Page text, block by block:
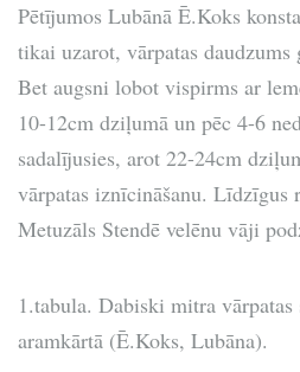
Pētījumos Lubānā Ē.Koks
tikai uzarot, vārpatas daudzums
Bet augsni lobot vispirms ar
10-12cm dziļumā un pēc 4-6
sadalījusies, arot 22-24cm
vārpatas iznīcināšanu. Līdzīgus
Metuzāls Stendē velēnu vāji
1.tabula. Dabiski mitra
aramkārtā (Ē.Koks, Lubāna).